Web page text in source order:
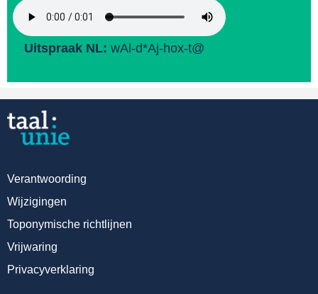
Uitspraak NL: wAl-d*Aj-hox-t@
Verantwoording
Wijzigingen
Toponymische richtlijnen
Vrijwaring
Privacyverklaring